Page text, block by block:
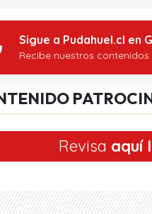
Sigue a Pudahuel.cl en
Recibe nuestros
Revisa aquí